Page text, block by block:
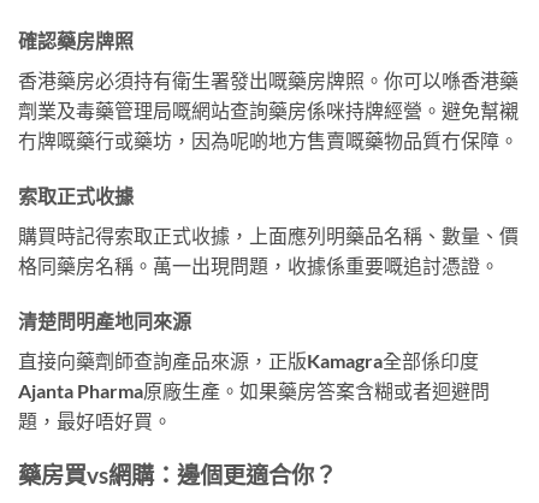
確認藥房牌照
香港藥房必須持有衛生署發出嘅藥房牌照。你可以喺香港藥
劑業及毒藥管理局嘅網站查詢藥房係咪持牌經營。避免幫襯
冇牌嘅藥行或藥坊，因為呢啲地方售賣嘅藥物品質冇保障。
索取正式收據
購買時記得索取正式收據，上面應列明藥品名稱、數量、價
格同藥房名稱。萬一出現問題，收據係重要嘅追討憑證。
清楚問明產地同來源
直接向藥劑師查詢產品來源，正版Kamagra全部係印度
Ajanta Pharma原廠生產。如果藥房答案含糊或者迴避問
題，最好唔好買。
藥房買vs網購：邊個更適合你？